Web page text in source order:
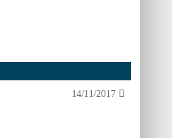
14/11/2017